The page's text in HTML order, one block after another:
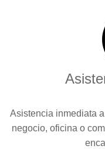
Asistencia inmediata
negocio, oficina o